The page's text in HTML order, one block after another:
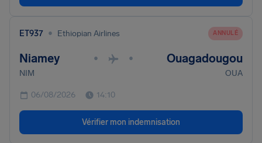
ET937 • Ethiopian Airlines ANNULÉ
Niamey • • Ouagadougou
NIM OUA
06/08/2026 14:10
Vérifier mon indemnisation